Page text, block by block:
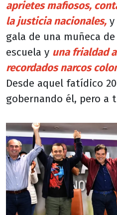
aprietes mafiosos,
la justicia nacionales, y
gala de una muñeca
escuela y una frialdad
recordados narcos
Desde aquel fatídico
gobernando él, pero a